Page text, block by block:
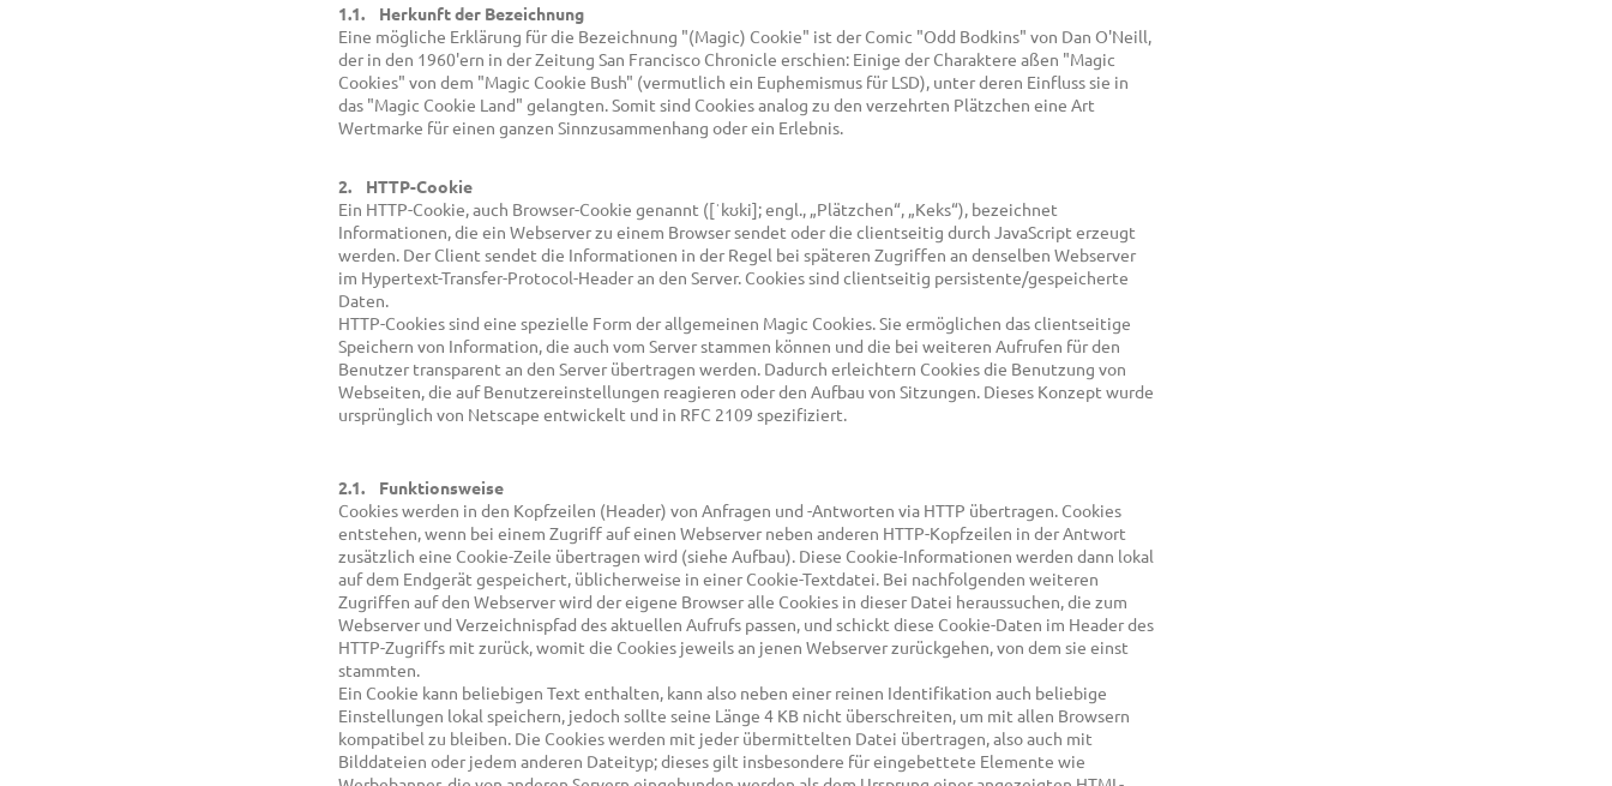
1.1. Herkunft der Bezeichnung
Eine mögliche Erklärung für die Bezeichnung "(Magic) Cookie" ist der Comic "Odd Bodkins" von Dan O'Neill,
der in den 1960'ern in der Zeitung San Francisco Chronicle erschien: Einige der Charaktere aßen "Magic
Cookies" von dem "Magic Cookie Bush" (vermutlich ein Euphemismus für LSD), unter deren Einfluss sie in
das "Magic Cookie Land" gelangten. Somit sind Cookies analog zu den verzehrten Plätzchen eine Art
Wertmarke für einen ganzen Sinnzusammenhang oder ein Erlebnis.
2. HTTP-Cookie
Ein HTTP-Cookie, auch Browser-Cookie genannt ([ˈkʊki]; engl., „Plätzchen“, „Keks“), bezeichnet
Informationen, die ein Webserver zu einem Browser sendet oder die clientseitig durch JavaScript erzeugt
werden. Der Client sendet die Informationen in der Regel bei späteren Zugriffen an denselben Webserver
im Hypertext-Transfer-Protocol-Header an den Server. Cookies sind clientseitig persistente/gespeicherte
Daten.
HTTP-Cookies sind eine spezielle Form der allgemeinen Magic Cookies. Sie ermöglichen das clientseitige
Speichern von Information, die auch vom Server stammen können und die bei weiteren Aufrufen für den
Benutzer transparent an den Server übertragen werden. Dadurch erleichtern Cookies die Benutzung von
Webseiten, die auf Benutzereinstellungen reagieren oder den Aufbau von Sitzungen. Dieses Konzept wurde
ursprünglich von Netscape entwickelt und in RFC 2109 spezifiziert.
2.1. Funktionsweise
Cookies werden in den Kopfzeilen (Header) von Anfragen und -Antworten via HTTP übertragen. Cookies
entstehen, wenn bei einem Zugriff auf einen Webserver neben anderen HTTP-Kopfzeilen in der Antwort
zusätzlich eine Cookie-Zeile übertragen wird (siehe Aufbau). Diese Cookie-Informationen werden dann lokal
auf dem Endgerät gespeichert, üblicherweise in einer Cookie-Textdatei. Bei nachfolgenden weiteren
Zugriffen auf den Webserver wird der eigene Browser alle Cookies in dieser Datei heraussuchen, die zum
Webserver und Verzeichnispfad des aktuellen Aufrufs passen, und schickt diese Cookie-Daten im Header des
HTTP-Zugriffs mit zurück, womit die Cookies jeweils an jenen Webserver zurückgehen, von dem sie einst
stammten.
Ein Cookie kann beliebigen Text enthalten, kann also neben einer reinen Identifikation auch beliebige
Einstellungen lokal speichern, jedoch sollte seine Länge 4 KB nicht überschreiten, um mit allen Browsern
kompatibel zu bleiben. Die Cookies werden mit jeder übermittelten Datei übertragen, also auch mit
Bilddateien oder jedem anderen Dateityp; dieses gilt insbesondere für eingebettete Elemente wie